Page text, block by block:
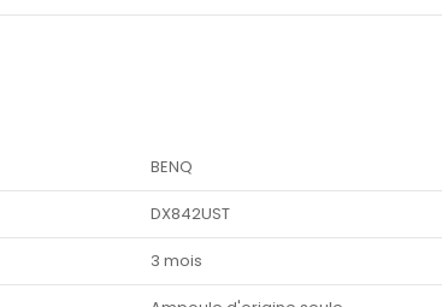
BENQ
DX842UST
3 mois